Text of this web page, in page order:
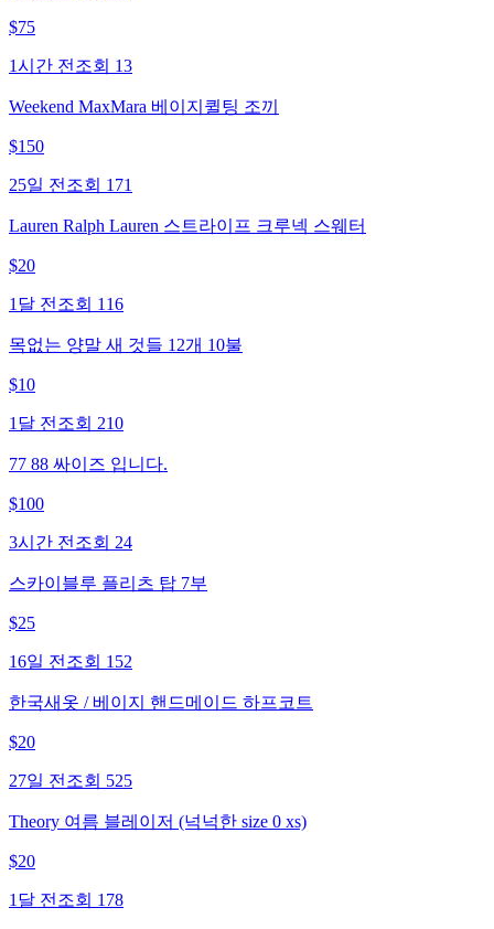
$75
1시간 전 조회 13
Weekend MaxMara 베이지퀼팅 조끼
$150
25일 전 조회 171
Lauren Ralph Lauren 스트라이프 크루넥 스웨터
$20
1달 전 조회 116
목없는 양말 새 것들 12개 10불
$10
1달 전 조회 210
77 88 싸이즈 입니다.
$100
3시간 전 조회 24
스카이블루 플리츠 탑 7부
$25
16일 전 조회 152
한국새옷 / 베이지 핸드메이드 하프코트
$20
27일 전 조회 525
Theory 여름 블레이저 (넉넉한 size 0 xs)
$20
1달 전 조회 178